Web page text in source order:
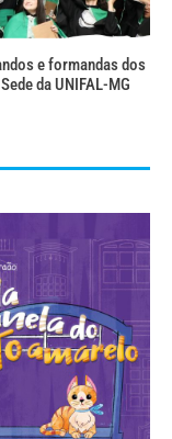
e formandas dos
da UNIFAL-MG